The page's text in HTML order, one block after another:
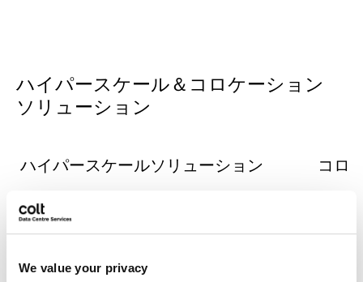
We value your privacy
ハイパースケール＆コロケーション
ソリューション
ハイパースケールソリューション
25年以上の経験を持つ当社は、ハイパ
ースケールデータセンターの設計、構
コロ